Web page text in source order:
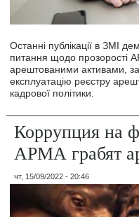
Останні публікації в ЗМІ
питання щодо прозорості
арештованими активами,
експлуатацію реєстру
кадрової політики.
Коррупция на
АРМА грабят
чт, 15/09/2022 - 20:46